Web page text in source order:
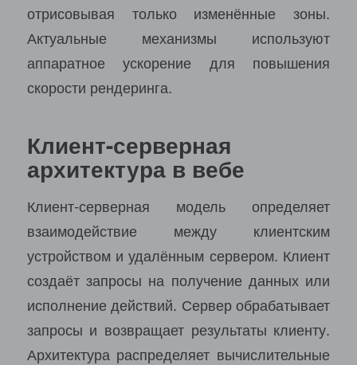
отрисовывая только изменённые зоны.
Актуальные механизмы используют
аппаратное ускорение для повышения
скорости рендеринга.
Клиент-серверная
архитектура в вебе
Клиент-серверная модель определяет
взаимодействие между клиентским
устройством и удалённым сервером. Клиент
создаёт запросы на получение данных или
исполнение действий. Сервер обрабатывает
запросы и возвращает результаты клиенту.
Архитектура распределяет вычислительные